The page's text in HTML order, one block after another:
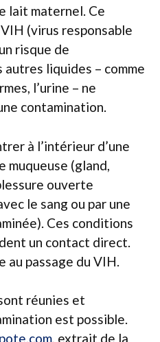
lait maternel. Ce
(virus responsable
risque de
liquides – comme
l’urine – ne
contamination.
à l’intérieur d’une
muqueuse (gland,
ouverte
le sang ou par une
Ces conditions
un contact direct.
au passage du VIH.
réunies et
est possible.
, extrait de la